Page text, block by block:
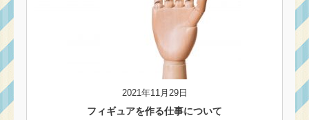
2021年11月29日
フィギュアを作る仕事について